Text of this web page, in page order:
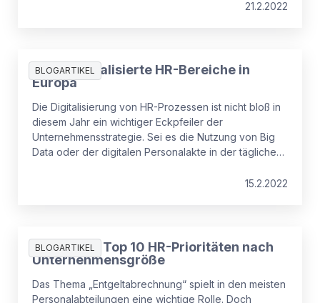
21.2.2022
BLOGARTIKEL
Top 5 digitalisierte HR-Bereiche in
Europa
Die Digitalisierung von HR-Prozessen ist nicht bloß in
diesem Jahr ein wichtiger Eckpfeiler der
Unternehmensstrategie. Sei es die Nutzung von Big
Data oder der digitalen Personalakte in der täglichen
15.2.2022
BLOGARTIKEL
Studie: die Top 10 HR-Prioritäten nach
Unternehmensgröße
Das Thema „Entgeltabrechnung“ spielt in den meisten
Personalabteilungen eine wichtige Rolle. Doch